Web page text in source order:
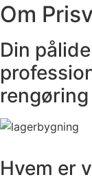
Om
Din
rengøring
Hvem er